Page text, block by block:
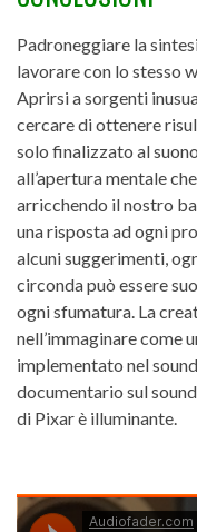
Padroneggiare la
lavorare con lo stesso
Aprirsi a sorgenti
cercare di ottenere
solo finalizzato al suono
all’apertura mentale
arricchendo il nostro
una risposta ad ogni
alcuni suggerimenti,
circonda può essere
ogni sfumatura. La
nell’immaginare come
implementato nel
documentario sul
di Pixar è illuminante.